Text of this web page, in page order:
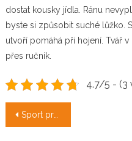
dostat kousky jídla. Ránu
byste si způsobit suché lůžko.
utvoří pomáhá při hojení. Tvář
přes ručník.
4.7/5 - (3
Navigace
Sport pro všechny